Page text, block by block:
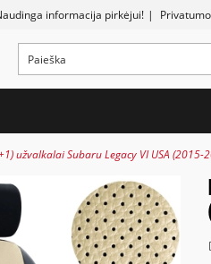
informacija pirkėjui! |
užvalkalai Subaru Legacy VI USA (2015-